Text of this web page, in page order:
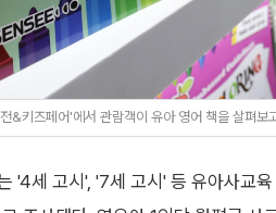
키즈페어'에서 관람객이 유아 영어 책을 살펴보
'4세 고시', '7세 고시' 등 유아사교